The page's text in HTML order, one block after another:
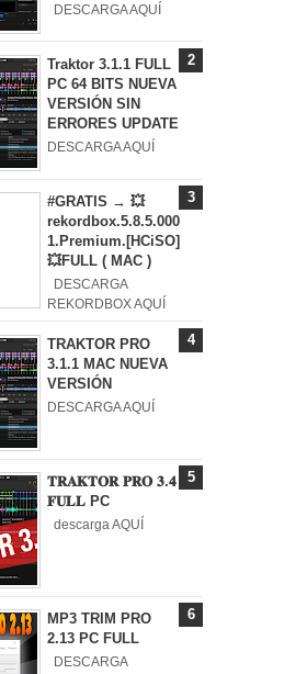
DESCARGA AQUÍ
Traktor 3.1.1 FULL
PC 64 BITS NUEVA
VERSIÓN SIN
ERRORES UPDATE
DESCARGA AQUÍ
#GRATIS → 💥
rekordbox.5.8.5.000
1.Premium.[HCiSO]
💥FULL ( MAC )
DESCARGA
REKORDBOX AQUÍ
TRAKTOR PRO
3.1.1 MAC NUEVA
VERSIÓN
DESCARGA AQUÍ
𝐓𝐑𝐀𝐊𝐓𝐎𝐑 𝐏𝐑𝐎 𝟑.𝟒
𝐅𝐔𝐋𝐋 PC
descarga AQUÍ
MP3 TRIM PRO
2.13 PC FULL
DESCARGA